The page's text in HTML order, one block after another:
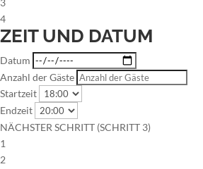
3
4
ZEIT UND DATUM
Datum
Anzahl der Gäste
Startzeit
Endzeit
NÄCHSTER SCHRITT (SCHRITT 3)
1
2